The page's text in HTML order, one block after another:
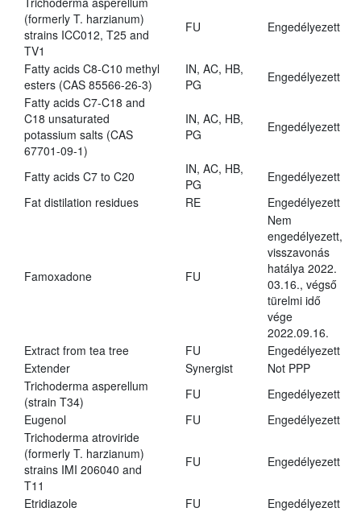
(formerly T. harzianum)
strains ICC012, T25 and
TV1
FU Engedélyezett
Fatty acids C8-C10 methyl
esters (CAS 85566-26-3)
IN, AC, HB,
PG
Engedélyezett
Fatty acids C7-C18 and
C18 unsaturated
potassium salts (CAS
67701-09-1)
IN, AC, HB,
PG
Engedélyezett
Fatty acids C7 to C20
IN, AC, HB,
PG
Engedélyezett
Fat distilation residues
RE Engedélyezett
Famoxadone FU
Nem
engedélyezett,
visszavonás
hatálya 2022.
03.16., végső
türelmi idő
vége
2022.09.16.
Extract from tea tree
FU
Engedélyezett
Extender
Synergist
Not PPP
Trichoderma asperellum
(strain T34)
FU
Engedélyezett
Eugenol
FU
Engedélyezett
Trichoderma atroviride
(formerly T. harzianum)
strains IMI 206040 and
T11
FU Engedélyezett
Etridiazole FU
Engedélyezett